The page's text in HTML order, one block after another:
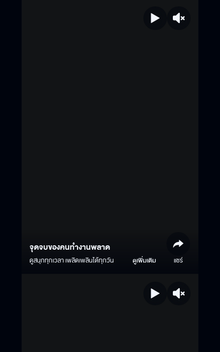
จุดจบของคนทำงานพลาด
ดูสนุกทุกเวลา เพลิดเพลินได้ทุกวัน ดูเพิ่มเติม แชร์